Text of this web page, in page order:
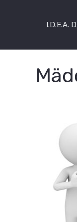
I.D.E.A.